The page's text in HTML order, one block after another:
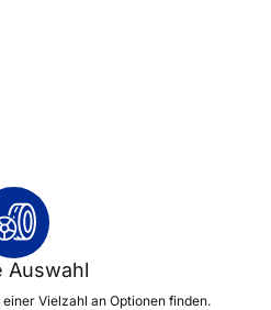
Auswahl
Vielzahl an Optionen finden.